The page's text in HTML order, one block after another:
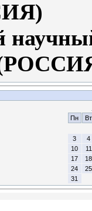
Пн
Вт
3
4
10
11
17
18
24
25
31